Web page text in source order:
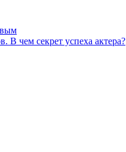
В чем секрет успеха актера?